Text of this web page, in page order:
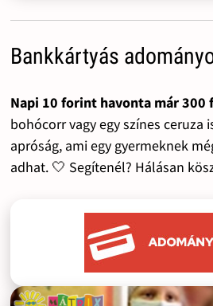
Bankkártyás
Napi 10 forint havonta már 300
bohócorr vagy egy színes ceruza
apróság, ami egy gyermeknek
adhat. 🤍 Segítenél? Hálásan